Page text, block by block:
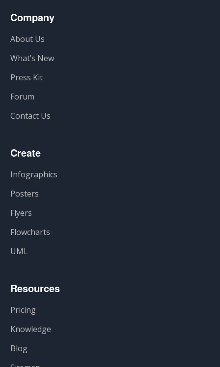
Company
About Us
What’s New
Press Kit
Forum
Contact Us
Create
Infographics
Posters
Flyers
Flowcharts
UML
Resources
Pricing
Knowledge
Blog